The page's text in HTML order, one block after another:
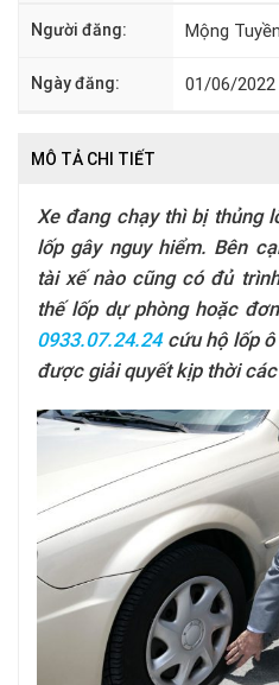
Người đăng: Mộng Tuyền
Ngày đăng: 01/06/2022
MÔ TẢ CHI TIẾT
Xe đang chạy thì bị thủng
lốp gây nguy hiểm. Bên
tài xế nào cũng có đủ
thế lốp dự phòng hoặc
0933.07.24.24cứu hộ lốp ô
được giải quyết kịp thời